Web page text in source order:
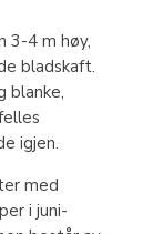
3-4 m høy,
bladskaft.
blanke,
igjen.
med
i juni-